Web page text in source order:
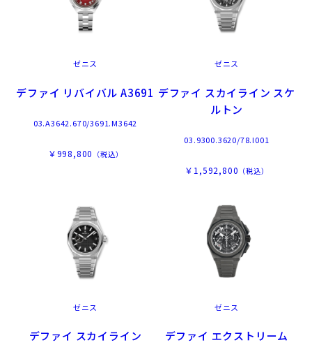
ゼニス
デファイ リバイバル A3691
03.A3642.670/3691.M3642
￥998,800 （税込）
ゼニス
デファイ スカイライン スケ
ルトン
03.9300.3620/78.I001
￥1,592,800 （税込）
ゼニス
デファイ スカイライン
ゼニス
デファイ エクストリーム